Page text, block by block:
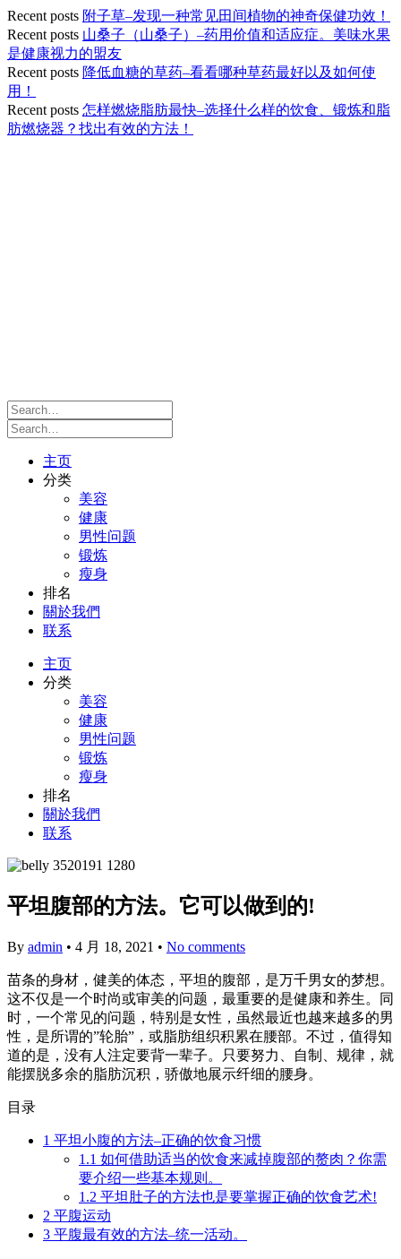
Recent posts 附子草–发现一种常见田间植物的神奇保健功效！
Recent posts 山桑子（山桑子）–药用价值和适应症。美味水果
是健康视力的盟友
Recent posts 降低血糖的草药–看看哪种草药最好以及如何使
用！
Recent posts 怎样燃烧脂肪最快–选择什么样的饮食、锻炼和脂
肪燃烧器？找出有效的方法！
主页
分类
美容
健康
男性问题
锻炼
瘦身
排名
關於我們
联系
主页
分类
美容
健康
男性问题
锻炼
瘦身
排名
關於我們
联系
平坦腹部的方法。它可以做到的!
By admin • 4 月 18, 2021 • No comments
苗条的身材，健美的体态，平坦的腹部，是万千男女的梦想。
这不仅是一个时尚或审美的问题，最重要的是健康和养生。同
时，一个常见的问题，特别是女性，虽然最近也越来越多的男
性，是所谓的”轮胎”，或脂肪组织积累在腰部。不过，值得知
道的是，没有人注定要背一辈子。只要努力、自制、规律，就
能摆脱多余的脂肪沉积，骄傲地展示纤细的腰身。
目录
1 平坦小腹的方法–正确的饮食习惯
1.1 如何借助适当的饮食来减掉腹部的赘肉？你需
要介绍一些基本规则。
1.2 平坦肚子的方法也是要掌握正确的饮食艺术!
2 平腹运动
3 平腹最有效的方法–统一活动。